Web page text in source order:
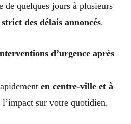
de quelques jours à plusieurs
des délais annoncés.
d’urgence après
en centre-ville et à
sur votre quotidien.